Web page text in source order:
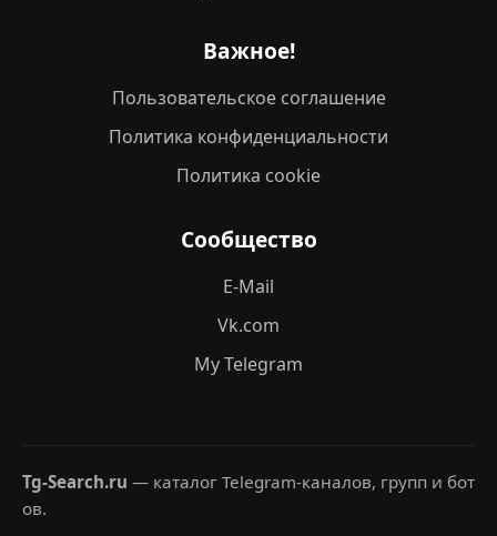
Важное!
Пользовательское соглашение
Политика конфиденциальности
Политика cookie
Сообщество
E-Mail
Vk.com
My Telegram
Tg-Search.ru — каталог Telegram-каналов, групп и бот
ов.